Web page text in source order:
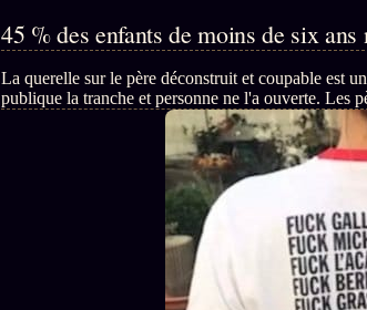
45 % des enfants de moins de six
La querelle sur le père déconstruit et coupable est
publique la tranche et personne ne l'a ouverte. Les
autonomes. Le nouveau père n'a pas remplacé la